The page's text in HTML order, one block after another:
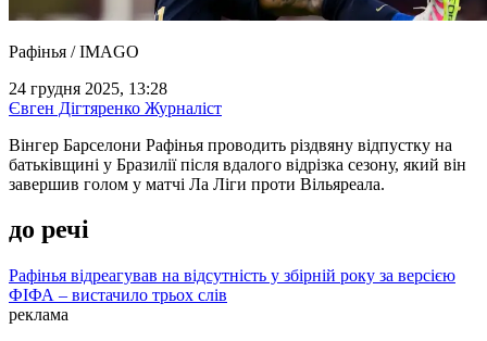
Рафінья / IMAGO
24 грудня 2025, 13:28
Євген Дігтяренко Журналіст
Вінгер Барселони Рафінья проводить різдвяну відпустку на
батьківщині у Бразилії після вдалого відрізка сезону, який він
завершив голом у матчі Ла Ліги проти Вільяреала.
до речі
Рафінья відреагував на відсутність у збірній року за версією
ФІФА – вистачило трьох слів
реклама